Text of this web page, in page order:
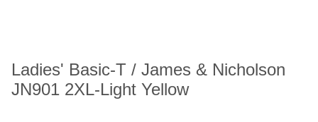
Ladies' Basic-T / James & Nicholson
JN901 2XL-Light Yellow